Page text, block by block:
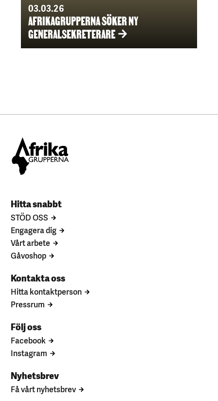
03.03.26
AFRIKAGRUPPERNA SÖKER NY
GENERALSEKRETERARE
Hitta snabbt
STÖD OSS
Engagera dig
Vårt arbete
Gåvoshop
Kontakta oss
Hitta kontaktperson
Pressrum
Följ oss
Facebook
Instagram
Nyhetsbrev
Få vårt nyhetsbrev